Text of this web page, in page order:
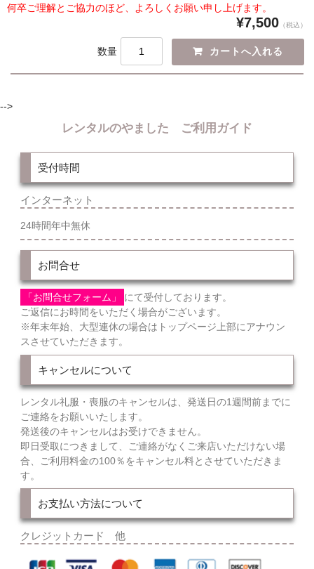
何卒ご理解とご協力のほど、よろしくお願い申し上げます。
¥7,500 （税込）
数量
-->
レンタルのやました ご利用ガイド
受付時間
インターネット
24時間年中無休
お問合せ
「お問合せフォーム」
にて受付しております。
ご返信にお時間をいただく場合がございます。
※年末年始、大型連休の場合はトップページ上部にアナウン
スさせていただきます。
キャンセルについて
レンタル礼服・喪服のキャンセルは、発送日の1週間前までに
ご連絡をお願いいたします。
発送後のキャンセルはお受けできません。
即日受取につきまして、ご連絡がなくご来店いただけない場
合、ご利用料金の100％をキャンセル料とさせていただきま
す。
お支払い方法について
クレジットカード 他